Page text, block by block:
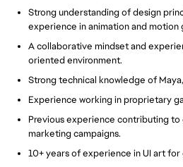
Strong understanding of design
experience in animation and motion
A collaborative mindset and
oriented environment.
Strong technical knowledge of
Experience working in proprietary
Previous experience contributing
marketing campaigns.
10+ years of experience in UI art for